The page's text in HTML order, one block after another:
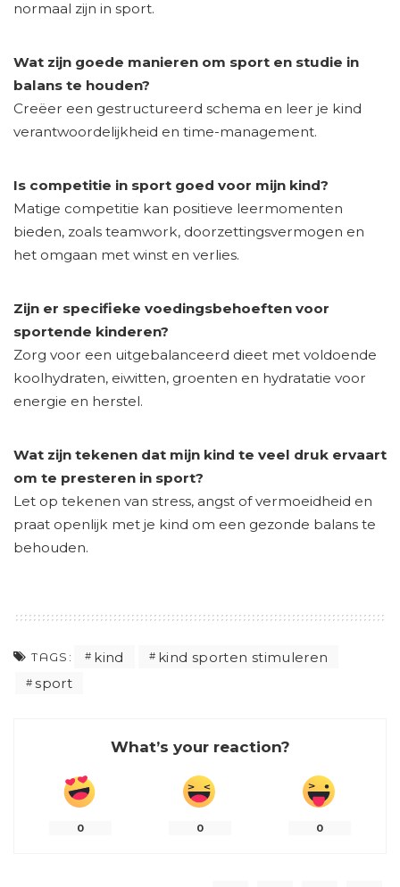
normaal zijn in sport.
Wat zijn goede manieren om sport en studie in
balans te houden?
Creëer een gestructureerd schema en leer je kind
verantwoordelijkheid en time-management.
Is competitie in sport goed voor mijn kind?
Matige competitie kan positieve leermomenten
bieden, zoals teamwork, doorzettingsvermogen en
het omgaan met winst en verlies.
Zijn er specifieke voedingsbehoeften voor
sportende kinderen?
Zorg voor een uitgebalanceerd dieet met voldoende
koolhydraten, eiwitten, groenten en hydratatie voor
energie en herstel.
Wat zijn tekenen dat mijn kind te veel druk ervaart
om te presteren in sport?
Let op tekenen van stress, angst of vermoeidheid en
praat openlijk met je kind om een gezonde balans te
behouden.
TAGS: kind
kind sporten stimuleren
sport
What’s your reaction?
0 0 0